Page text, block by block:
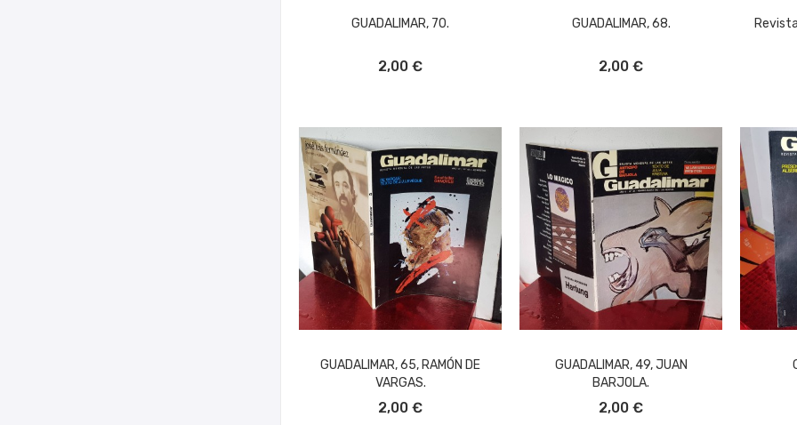
GUADALIMAR, 70.
2,00 €
GUADALIMAR, 68.
2,00 €
GUADALIMAR, 65, RAMÓN DE
VARGAS.
2,00 €
GUADALIMAR, 49, JUAN
BARJOLA.
2,00 €